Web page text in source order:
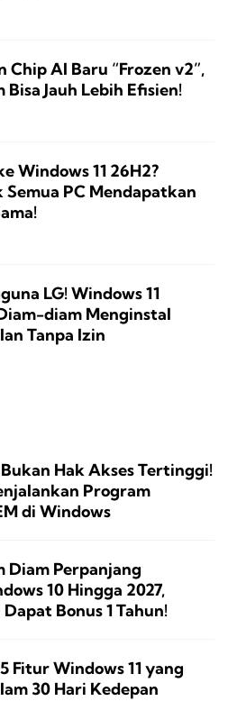
Chip AI Baru “Frozen v2”,
Jauh Lebih Efisien!
Windows 11 26H2?
PC Mendapatkan
LG! Windows 11
diam Menginstal
Tanpa Izin
Hak Akses Tertinggi!
Program
di Windows
Diam Perpanjang
10 Hingga 2027,
Bonus 1 Tahun!
Fitur Windows 11 yang
30 Hari Kedepan